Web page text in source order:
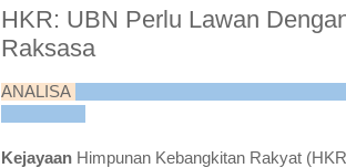
HKR: UBN Perlu Lawan
Raksasa
ANALISA
Kejayaan Himpunan Kebangkitan Rakyat